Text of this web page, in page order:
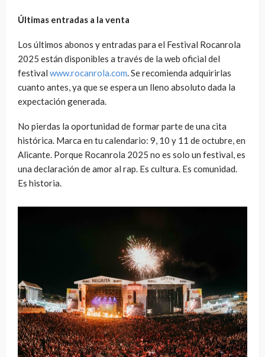
Últimas entradas a la venta
Los últimos abonos y entradas para el Festival Rocanrola
2025 están disponibles a través de la web oficial del
festival www.rocanrola.com. Se recomienda adquirirlas
cuanto antes, ya que se espera un lleno absoluto dada la
expectación generada.
No pierdas la oportunidad de formar parte de una cita
histórica. Marca en tu calendario: 9, 10 y 11 de octubre, en
Alicante. Porque Rocanrola 2025 no es solo un festival, es
una declaración de amor al rap. Es cultura. Es comunidad.
Es historia.